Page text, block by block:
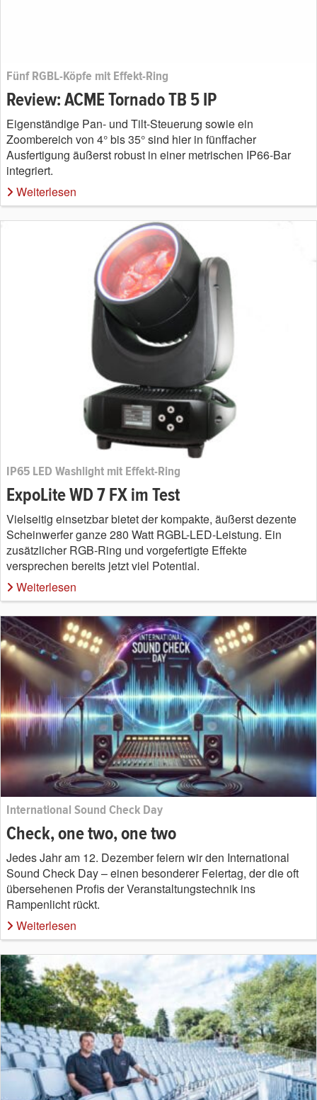
Fünf RGBL-Köpfe mit Effekt-Ring
Review: ACME Tornado TB 5 IP
Eigenständige Pan- und Tilt-Steuerung sowie ein
Zoombereich von 4° bis 35° sind hier in fünffacher
Ausfertigung äußerst robust in einer metrischen IP66-Bar
integriert.
Weiterlesen
IP65 LED Washlight mit Effekt-Ring
ExpoLite WD 7 FX im Test
Vielseitig einsetzbar bietet der kompakte, äußerst dezente
Scheinwerfer ganze 280 Watt RGBL-LED-Leistung. Ein
zusätzlicher RGB-Ring und vorgefertigte Effekte
versprechen bereits jetzt viel Potential.
Weiterlesen
International Sound Check Day
Check, one two, one two
Jedes Jahr am 12. Dezember feiern wir den International
Sound Check Day – einen besonderer Feiertag, der die oft
übersehenen Profis der Veranstaltungstechnik ins
Rampenlicht rückt.
Weiterlesen